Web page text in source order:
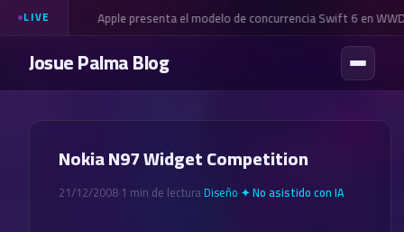
LIVE Apple presenta el modelo de concurrencia Swift 6 en
Josue Palma Blog
Nokia N97 Widget Competition
21/12/2008·1 min de lectura·Diseño·✦ No asistido con IA